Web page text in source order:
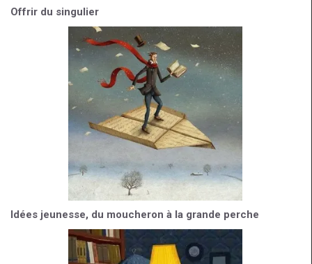
Offrir du singulier
Idées jeunesse, du moucheron à la grande perche